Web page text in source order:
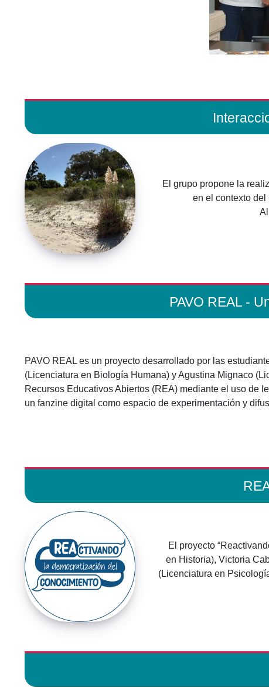
El grupo propone la
en el contexto
PAVO REAL -
PAVO REAL es un proyecto desarrollado por las
(Licenciatura en Biología Humana) y Agustina Mignaco
Recursos Educativos Abiertos (REA) mediante el uso de
un fanzine digital como espacio de experimentación y
El proyecto
en Historia), Victoria
(Licenciatura en